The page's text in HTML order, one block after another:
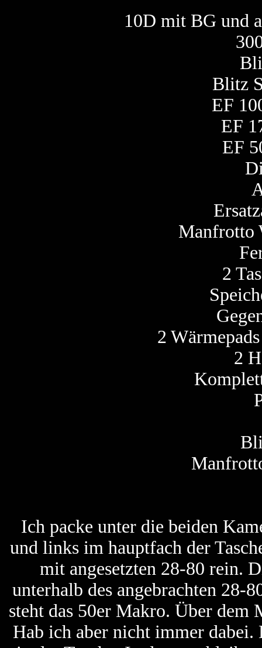
10D mit BG und
Blitz
EF
EF
EF
Manfrotto
2
2
2
Ich packe unter die beiden
und links im hauptfach der
mit angesetzten 28-80 rein.
unterhalb des angebrachten 28-
steht das 50er Makro. Über
Hab ich aber nicht immer